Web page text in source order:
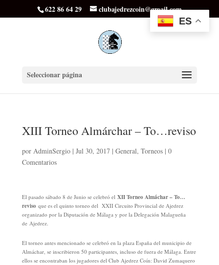
622 86 64 29 clubajedrezcoin@gmail.com
Seleccionar página
XIII Torneo Almárchar – To…reviso
por AdminSergio| Jul 30, 2017| General, Torneos| 0
Comentarios
El pasado sábado 8 de Junio se celebró el XII Torneo Almáchar – To…
revisoque es el quinto torneo del XXII Circuito Provincial de Ajedrez
organizado por la Diputación de Málaga y por la Delegación Malagueña
de Ajedrez.
El torneo antes mencionado se celebró en la plaza España del municipio de
Almáchar, se inscribieron 50 participantes, incluso de fuera de Málaga. Entre
ellos se encontraban los jugadores del Club Ajedrez Coín: David Zumaquero
ES